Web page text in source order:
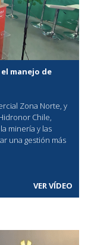
manejo de
Zona Norte, y
Chile,
minería y las
una gestión más
VER VÍDEO